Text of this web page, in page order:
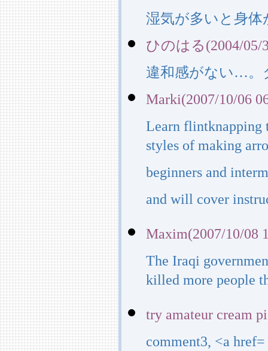
湿気が多いと身
ひのはる(2004/05/
違和感がない…。
Marki(2007/10/06
Learn flintknapping
styles of making
beginners and
and will cover
Maxim(2007/10/08
The Iraqi
killed more people
try amateur cream
comment3, <a